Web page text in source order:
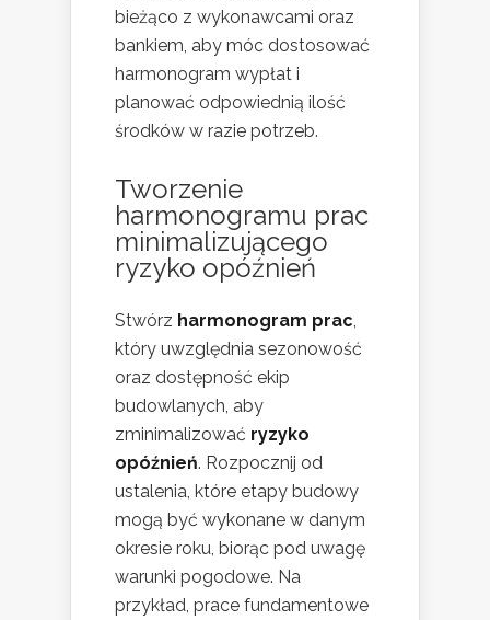
bieżąco z wykonawcami oraz
bankiem, aby móc dostosować
harmonogram wypłat i
planować odpowiednią ilość
środków w razie potrzeb.
Tworzenie
harmonogramu prac
minimalizującego
ryzyko opóźnień
Stwórz harmonogram prac
który uwzględnia sezonowość
oraz dostępność ekip
budowlanych, aby
zminimalizować ryzyko
opóźnień. Rozpocznij od
ustalenia, które etapy budowy
mogą być wykonane w danym
okresie roku, biorąc pod uwagę
warunki pogodowe. Na
przykład, prace fundamentowe